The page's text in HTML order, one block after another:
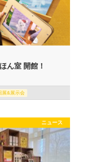
ん室 開館！
展&展示会
ニュース